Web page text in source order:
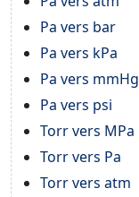
Pa vers bar
Pa vers kPa
Pa vers mmHg
Pa vers psi
Torr vers MPa
Torr vers Pa
Torr vers atm